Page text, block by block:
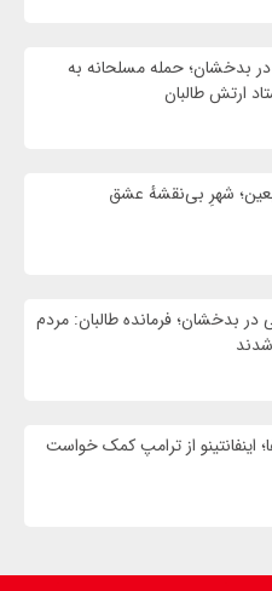
در بدخشان؛ حمله مسلحانه به
ارتش طالبان
شهرِ بی‌نقشهٔ عشق
در بدخشان؛ فرمانده طالبان: مردم
اینفانتینو از ترامپ کمک خواست